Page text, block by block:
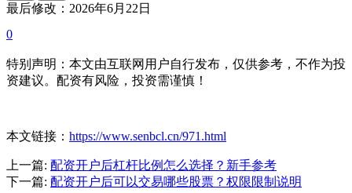
最后修改：2026年6月22日
0
特别声明：本文由互联网用户自行发布，仅供参考，不作为投
资建议。配资有风险，投资需谨慎！
本文链接： https://www.senbcl.cn/971.html
上一篇: 配资开户后杠杆比例怎么选择？新手参考
下一篇: 配资开户后可以交易哪些股票？权限限制说明